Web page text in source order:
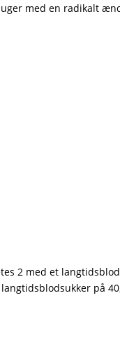
med en radikalt
2 med et
på